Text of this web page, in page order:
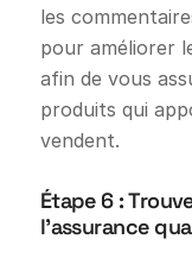
les
pour améliorer
afin de vous
produits qui
vendent.
Étape 6 :
l'assurance